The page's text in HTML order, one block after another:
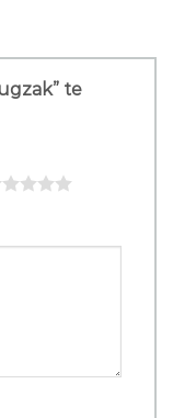
te